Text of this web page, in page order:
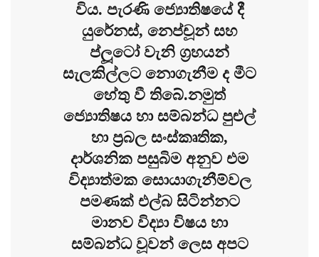
විය. පැරණි ජ්‍යොතිෂයේ දී
යුරේනස්, නෙප්චූන් සහ
ප්ලූටෝ වැනි ග්‍රහයන්
සැලකිල්ලට නොගැනීම ද මීට
හේතු වී තිබේ.​නමුත්
ජ්‍යොතිෂය හා සම්බන්ධ පුළුල්
හා ප්‍රබල සංස්කෘතික,
දාර්ශනික පසුබිම අනුව එම
විද්‍යාත්මක සොයාගැනීම්වල
පමණක් එල්බ සිටින්නට
මානව විද්‍යා විෂය හා
සම්බන්ධ වූවන් ලෙස අපට